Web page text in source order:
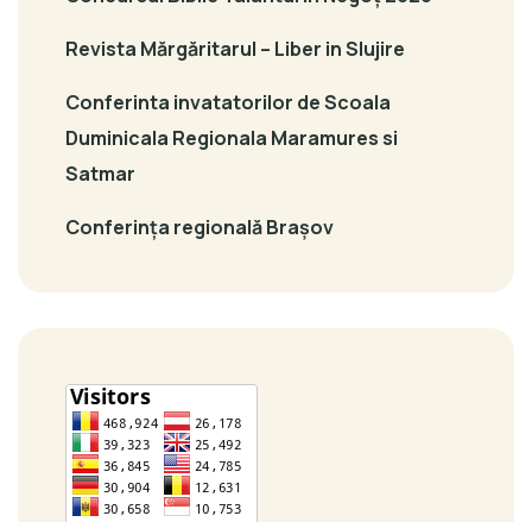
Revista Mărgăritarul – Liber in Slujire
Conferinta invatatorilor de Scoala
Duminicala Regionala Maramures si
Satmar
Conferința regională Brașov